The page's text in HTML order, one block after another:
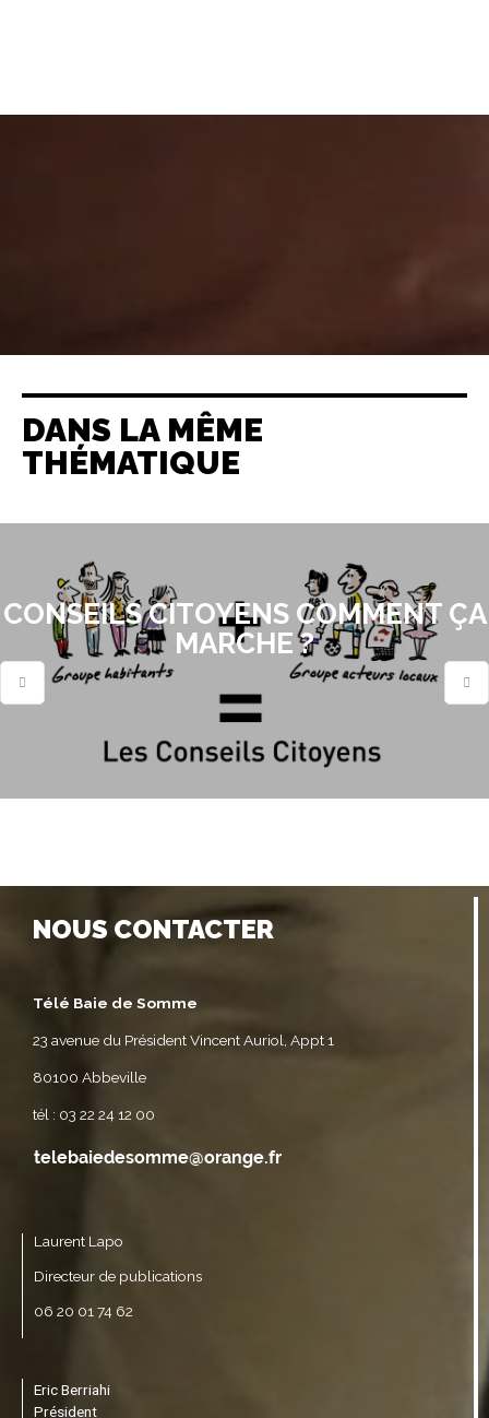
DANS LA MÊME
THÉMATIQUE
CONSEILS CITOYENS COMMENT ÇA
MARCHE ?
NOUS CONTACTER
Télé Baie de Somme
23 avenue du Président Vincent Auriol, Appt 1
80100 Abbeville
tél : 03 22 24 12 00
Laurent Lapo
Directeur de publications
06 20 01 74 62
Eric Berriahi
Président